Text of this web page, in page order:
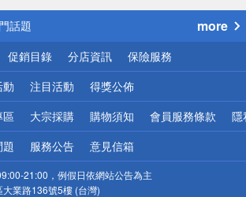
公告
話題
優惠
地區配送
網頁！請小心！
more
促銷目錄 分店資訊 保險服務
注目活動 得獎公佈
區 大宗採購 購物須知 會員服務條款 隱
服務公告 意見信箱
21:00，例假日依網站公告為主
大業路136號5樓 (台灣)